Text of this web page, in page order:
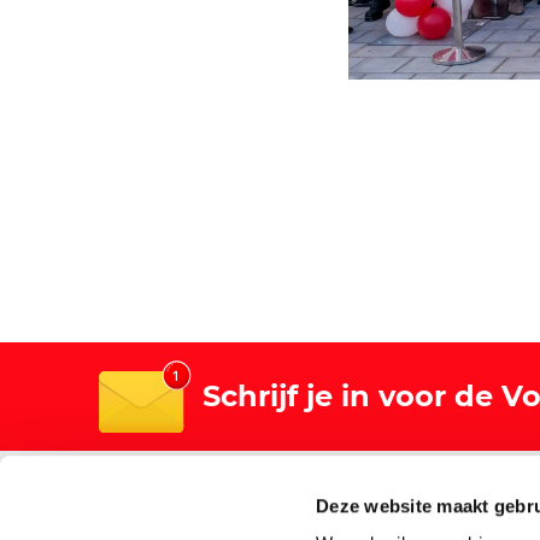
Deze website maakt
Schrijf je in voor de
Winkels